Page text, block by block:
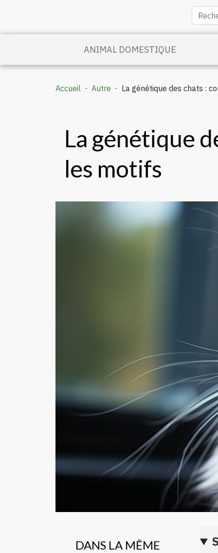
ANIMAL DOMESTIQUE
Accueil Autre La génétique des chats :
La génétique
les motifs
DANS LA MÊME